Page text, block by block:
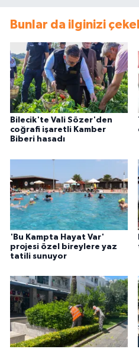
Bunlar da ilginizi
Bilecik'te Vali Sözer'den
coğrafi işaretli Kamber
Biberi hasadı
'Bu Kampta Hayat Var'
projesi özel bireylere yaz
tatili sunuyor